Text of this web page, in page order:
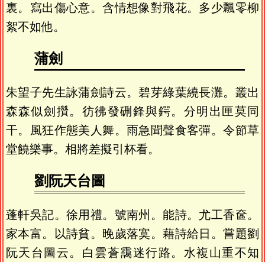
裏。寫出傷心意。含情想像對飛花。多少飄零柳
絮不如他。
蒲劍
朱望子先生詠蒲劍詩云。碧芽綠葉繞長灘。叢出
森森似劍攢。彷彿發硎鋒與鍔。分明出匣莫同
干。風狂作態美人舞。雨急聞聲食客彈。令節草
堂饒樂事。相將差擬引杯看。
劉阮天台圖
蓬軒吳記。徐用禮。號南州。能詩。尤工香奩。
家本富。以詩貧。晚歲落寞。藉詩給日。嘗題劉
阮天台圖云。白雲蒼靄迷行路。水複山重不知